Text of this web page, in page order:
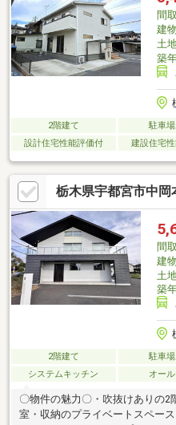
間
建
土
築
2階建て 駐車場
設計住宅性能評価付
建設住宅
栃木県宇都宮市中岡
間
建
土
築
2階建て 駐車場
システムキッチン
オー
〇物件の魅力〇・吹抜けありの2
室・収納のプライベートスペー